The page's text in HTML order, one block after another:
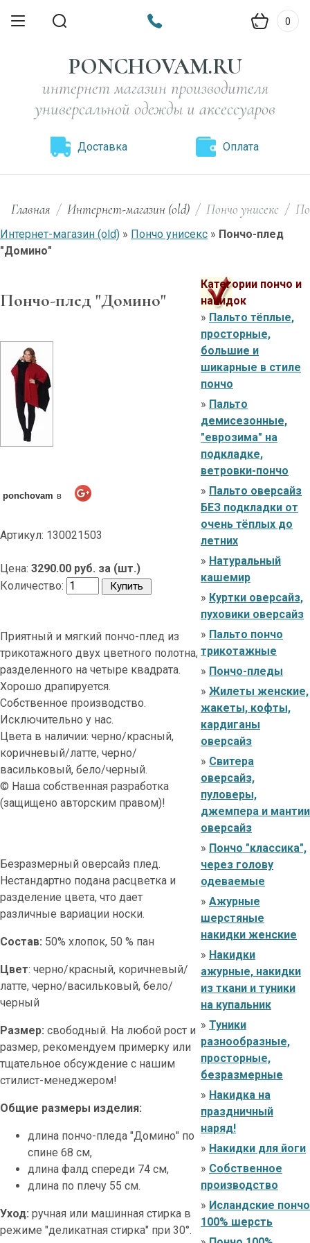
0
PONCHOVAM.RU
интернет магазин производителя
универсальной одежды и аксессуаров
Доставка Оплата
Главная / Интернет-магазин (old) / Пончо унисекс /
Интернет-магазин (old) » Пончо унисекс » Пончо-плед
"Домино"
Пончо-плед "Домино"
ponchovam в
Артикул: 130021503
Цена: 3290.00 руб. за (шт.)
Количество:
Приятный и мягкий пончо-плед из
трикотажного двух цветного полотна,
разделенного на четыре квадрата.
Хорошо драпируется.
Собственное производство.
Исключительно у нас.
Цвета в наличии: черно/красный,
коричневый/латте, черно/
васильковый, бело/черный.
© Наша собственная разработка
(защищено авторским правом)!
Безразмерный оверсайз плед.
Нестандартно подана расцветка и
разделение цвета, что дает
различные вариации носки.
Состав: 50% хлопок, 50 % пан
Цвет: черно/красный, коричневый/
латте, черно/васильковый, бело/
черный
Размер: свободный. На любой рост и
размер, рекомендуем примерку или
тщательное обсуждение с нашим
стилист-менеджером!
Общие размеры изделия:
длина пончо-пледа "Домино" по
спине 68 см,
длина фалд спереди 74 см,
длина по плечу 55 см.
Уход: ручная или машинная стирка в
режиме "деликатная стирка" при 30°.
Категории пончо и
накидок
» Пальто тёплые,
просторные,
большие и
шикарные в стиле
пончо
» Пальто
демисезонные,
"еврозима" на
подкладке,
ветровки-пончо
» Пальто оверсайз
БЕЗ подкладки от
очень тёплых до
летних
» Натуральный
кашемир
» Куртки оверсайз,
пуховики оверсайз
» Пальто пончо
трикотажные
» Пончо-пледы
» Жилеты женские,
жакеты, кофты,
кардиганы
оверсайз
» Свитера
оверсайз,
пуловеры,
джемпера и мантии
оверсайз
» Пончо "классика",
через голову
одеваемые
» Ажурные
шерстяные
накидки женские
» Накидки
ажурные, накидки
из ткани и туники
на купальник
» Туники
разнообразные,
просторные,
безразмерные
» Накидка на
праздничный
наряд!
» Накидки для йоги
» Собственное
производство
» Исландские пончо
100% шерсть